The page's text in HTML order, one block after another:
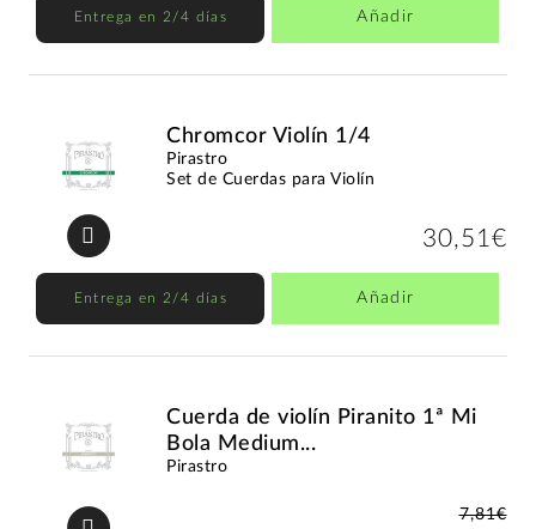
Entrega en 2/4 días Añadir
Chromcor Violín 1/4
Pirastro
Set de Cuerdas para Violín
30,51€
Entrega en 2/4 días Añadir
Cuerda de violín Piranito 1ª Mi
Bola Medium...
Pirastro
7,81€